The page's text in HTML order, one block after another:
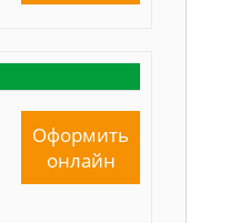
Оформить
онлайн